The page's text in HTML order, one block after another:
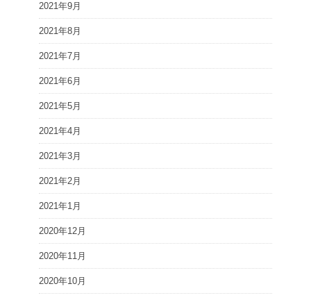
2021年9月
2021年8月
2021年7月
2021年6月
2021年5月
2021年4月
2021年3月
2021年2月
2021年1月
2020年12月
2020年11月
2020年10月